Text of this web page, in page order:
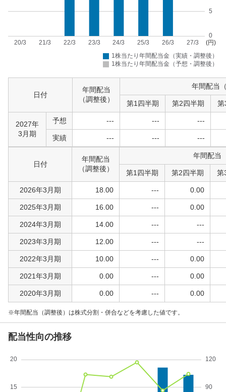
日付
年間配当
（調整後）
年間配当
第1四半期 第2四半期 第
2027年
3月期
予想 --- --- ---
実績 --- --- ---
日付
年間配当
（調整後）
年間配当
第1四半期 第2四半期 第
2026年3月期 18.00 --- 0.00
2025年3月期 16.00 --- 0.00
2024年3月期 14.00 --- ---
2023年3月期 12.00 --- ---
2022年3月期 10.00 --- 0.00
2021年3月期 0.00 --- 0.00
2020年3月期 0.00 --- 0.00
年間配当（調整後）は株式分割・併合などを考慮した値です。
配当性向の推移